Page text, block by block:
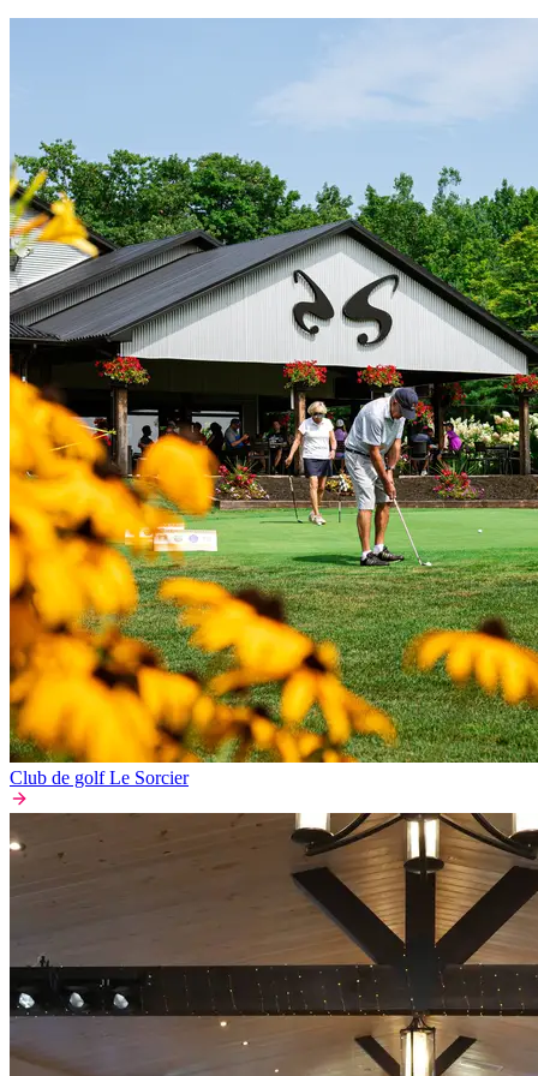
Club de golf Le Sorcier